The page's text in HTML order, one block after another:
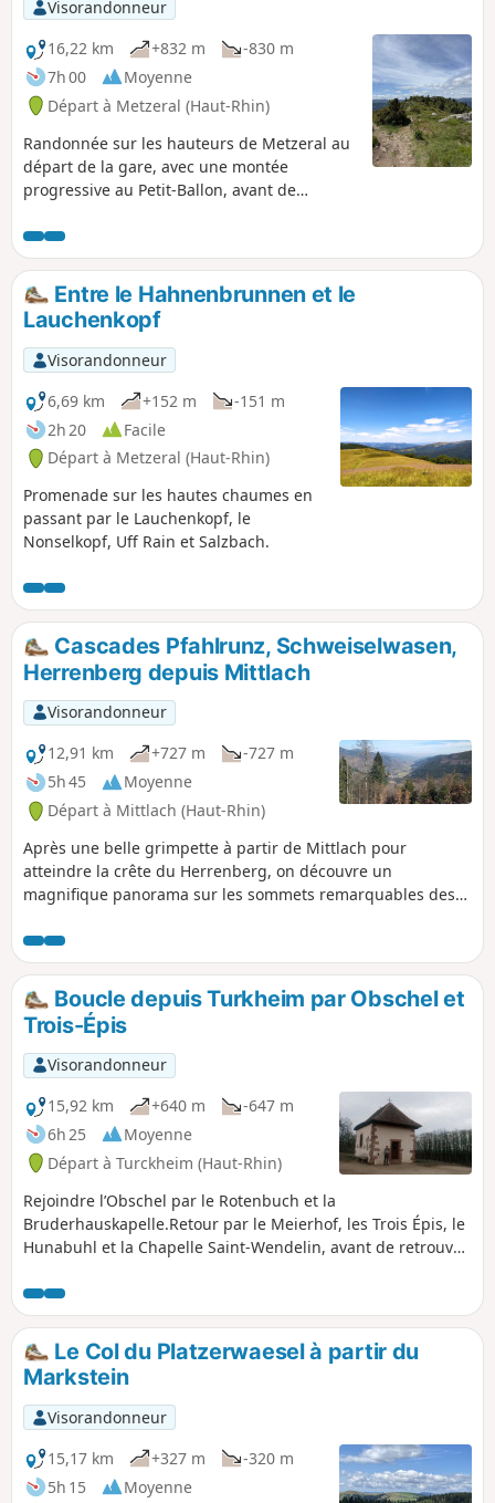
Visorandonneur
16,22 km
+832 m
-830 m
7h 00
Moyenne
Départ à Metzeral (Haut-Rhin)
Randonnée sur les hauteurs de Metzeral au
départ de la gare, avec une montée
progressive au Petit-Ballon, avant de
Grothkopf et de redescendre vers le village
par le versant de Brietenbach. Tout au long
du parcours, vous profiterez de belles vues
sur les collines environnantes ou les villages
de la vallée.
Entre le Hahnenbrunnen et le
Lauchenkopf
Visorandonneur
6,69 km
+152 m
-151 m
2h 20
Facile
Départ à Metzeral (Haut-Rhin)
Promenade sur les hautes chaumes en
passant par le Lauchenkopf, le
Nonselkopf, Uff Rain et Salzbach.
Cascades Pfahlrunz, Schweiselwasen,
Herrenberg depuis Mittlach
Visorandonneur
12,91 km
+727 m
-727 m
5h 45
Moyenne
Départ à Mittlach (Haut-Rhin)
Après une belle grimpette à partir de Mittlach pour
atteindre la crête du Herrenberg, on découvre un
magnifique panorama sur les sommets remarquables des
Boucle depuis Turkheim par Obschel et
Trois-Épis
Visorandonneur
15,92 km
+640 m
-647 m
6h 25
Moyenne
Départ à Turckheim (Haut-Rhin)
Rejoindre l’Obschel par le Rotenbuch et la
Bruderhauskapelle.Retour par le Meierhof, les Trois Épis, le
Hunabuhl et la Chapelle Saint-Wendelin, avant de retrouver
bons touristes.Un conseil, vérifiez votre itinéraire en
utilisant le .gpx c'est si ludique et vous ne vous égarerez
plus jamais.
Le Col du Platzerwaesel à partir du
Markstein
Visorandonneur
15,17 km
+327 m
-320 m
5h 15
Moyenne